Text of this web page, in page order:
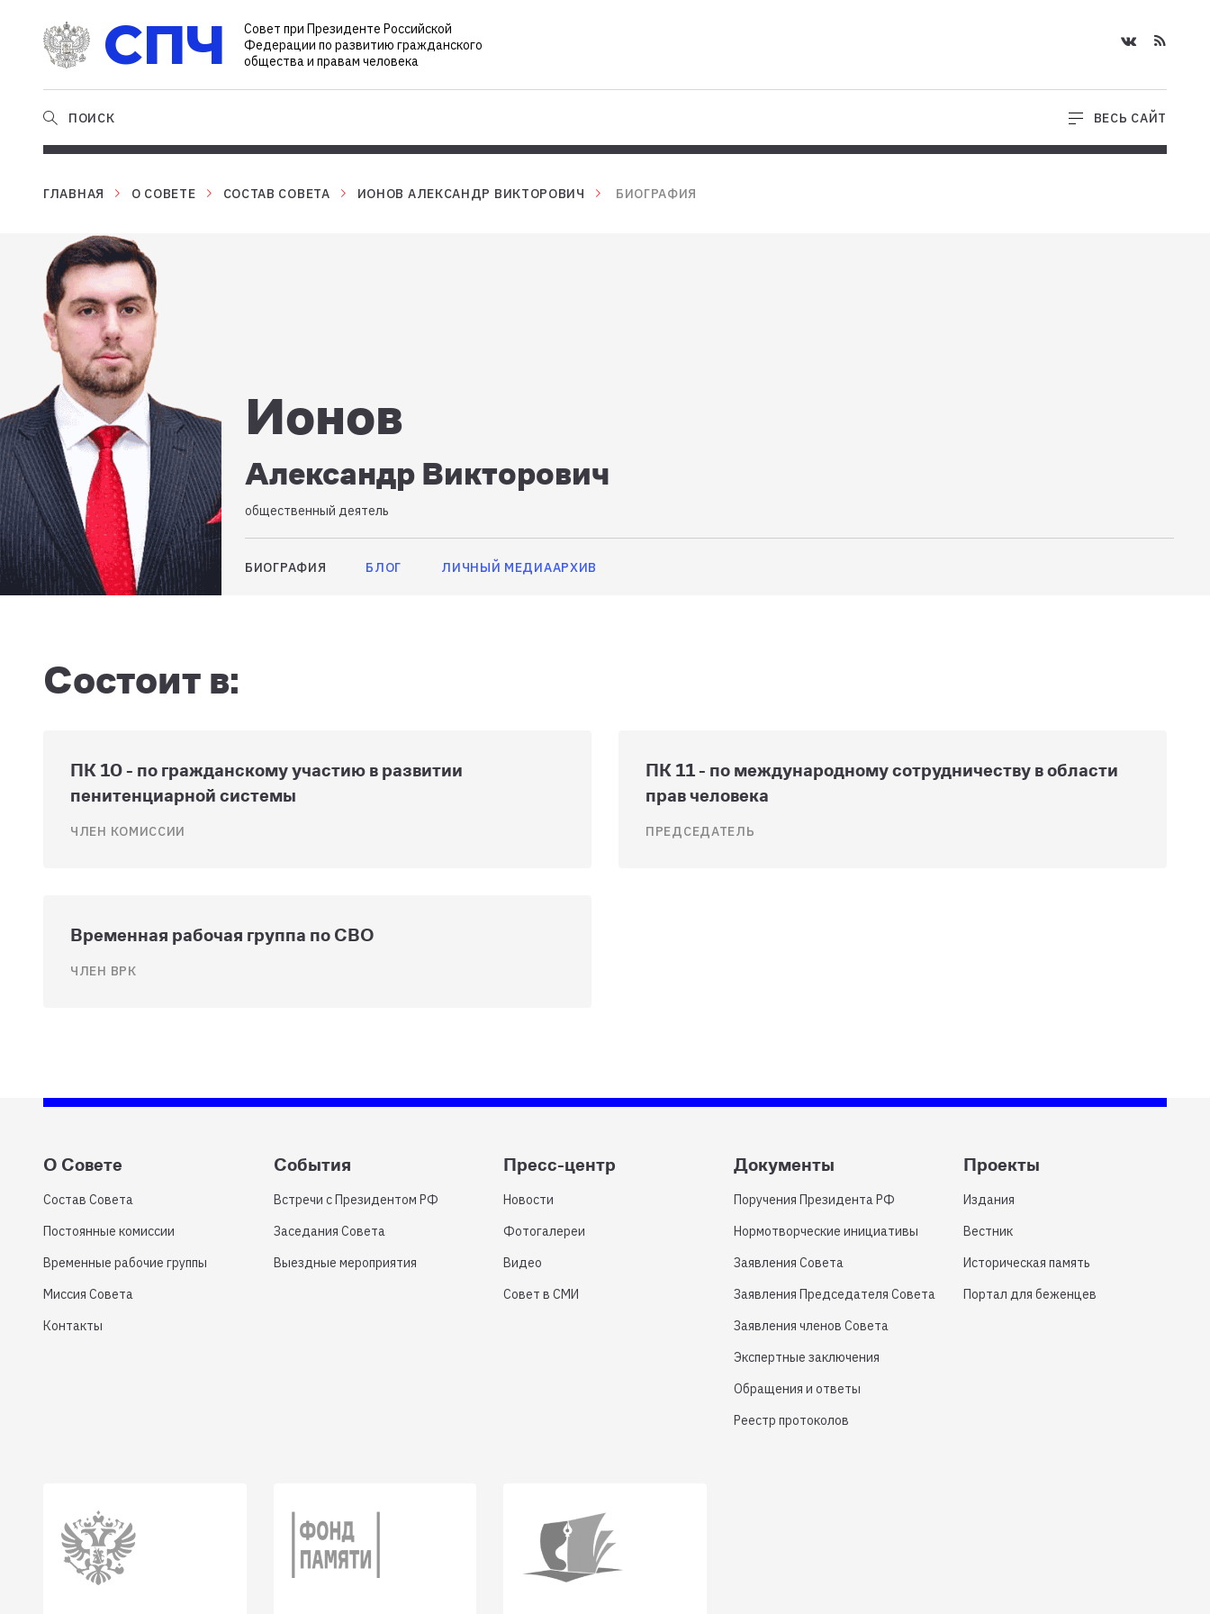
СПЧ
Совет при Президенте Российской
Федерации по развитию гражданского
общества и правам человека
ПОИСК ВЕСЬ САЙТ
ГЛАВНАЯ О СОВЕТЕ СОСТАВ CОВЕТА ИОНОВ АЛЕКСАНДР ВИКТОРОВИЧ БИОГРАФИЯ
Ионов
Александр Викторович
общественный деятель
БИОГРАФИЯ БЛОГ ЛИЧНЫЙ МЕДИААРХИВ
Состоит в:
ПК 10 - по гражданскому участию в развитии
пенитенциарной системы
ЧЛЕН КОМИССИИ
ПК 11 - по международному сотрудничеству в области
прав человека
ПРЕДСЕДАТЕЛЬ
Временная рабочая группа по СВО
ЧЛЕН ВРК
О Совете
Состав Совета
Постоянные комиссии
Временные рабочие группы
Миссия Совета
Контакты
События
Встречи с Президентом РФ
Заседания Совета
Выездные мероприятия
Пресс-центр
Новости
Фотогалереи
Видео
Совет в СМИ
Документы
Поручения Президента РФ
Нормотворческие инициативы
Заявления Совета
Заявления Председателя Совета
Заявления членов Совета
Экспертные заключения
Обращения и ответы
Реестр протоколов
Проекты
Издания
Вестник
Историческая память
Портал для беженцев